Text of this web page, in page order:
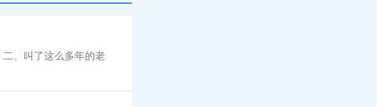
、叫了这么多年的老